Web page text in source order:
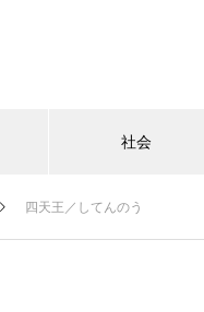
社会
四天王／してんのう